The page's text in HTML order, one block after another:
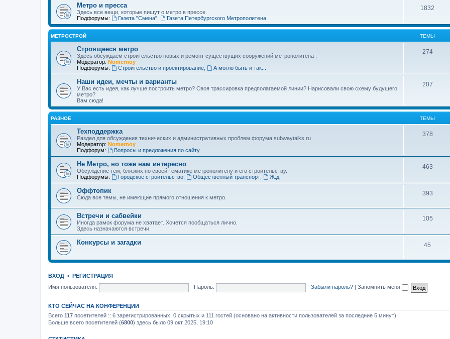
Метро и пресса
Здесь все вещи, которые пишут о метро в прессе.
Подфорумы:
Газета "Смена", Газета Петербургского Метрополитена
1832
МЕТРОСТРОЙ ТЕМЫ
Строящееся метро
Здесь обсуждаем строительство новых и ремонт существущих сооружений метрополитена .
Модератор: Nomernoy
Подфорумы:
Строительство и проектирование, А могло быть и так...
274
Наши идеи, мечты и варианты
У Вас есть идея, как лучше построить метро? Своя трассировка предполагаемой линии? Нарисовали свою схему будущего
метро?
Вам сюда!
207
РАЗНОЕ ТЕМЫ
Техподдержка
Раздел для обсуждения технических и административных проблем форума subwaytalks.ru
Модератор: Nomernoy
Подфорум:
Вопросы и предложения по сайту
378
Не Метро, но тоже нам интересно
Обсуждение тем, близких по своей тематике метрополитену и его строительству.
Подфорумы:
Городское строительство, Общественный транспорт, Ж.д.
463
Оффтопик
Сюда все темы, не имеющие прямого отношения к метро.
393
Встречи и сабвейки
Иногда рамок форума не хватает. Хочется пообщаться лично.
Здесь назначаются встречи.
105
Конкурсы и загадки 45
ВХОД • РЕГИСТРАЦИЯ
Имя пользователя:
Пароль: Забыли пароль? Запомнить меня
КТО СЕЙЧАС НА КОНФЕРЕНЦИИ
Всего 117 посетителей :: 6 зарегистрированных, 0 скрытых и 111 гостей (основано на активности пользователей за последние 5 минут)
Больше всего посетителей (6800) здесь было 09 окт 2025, 19:10